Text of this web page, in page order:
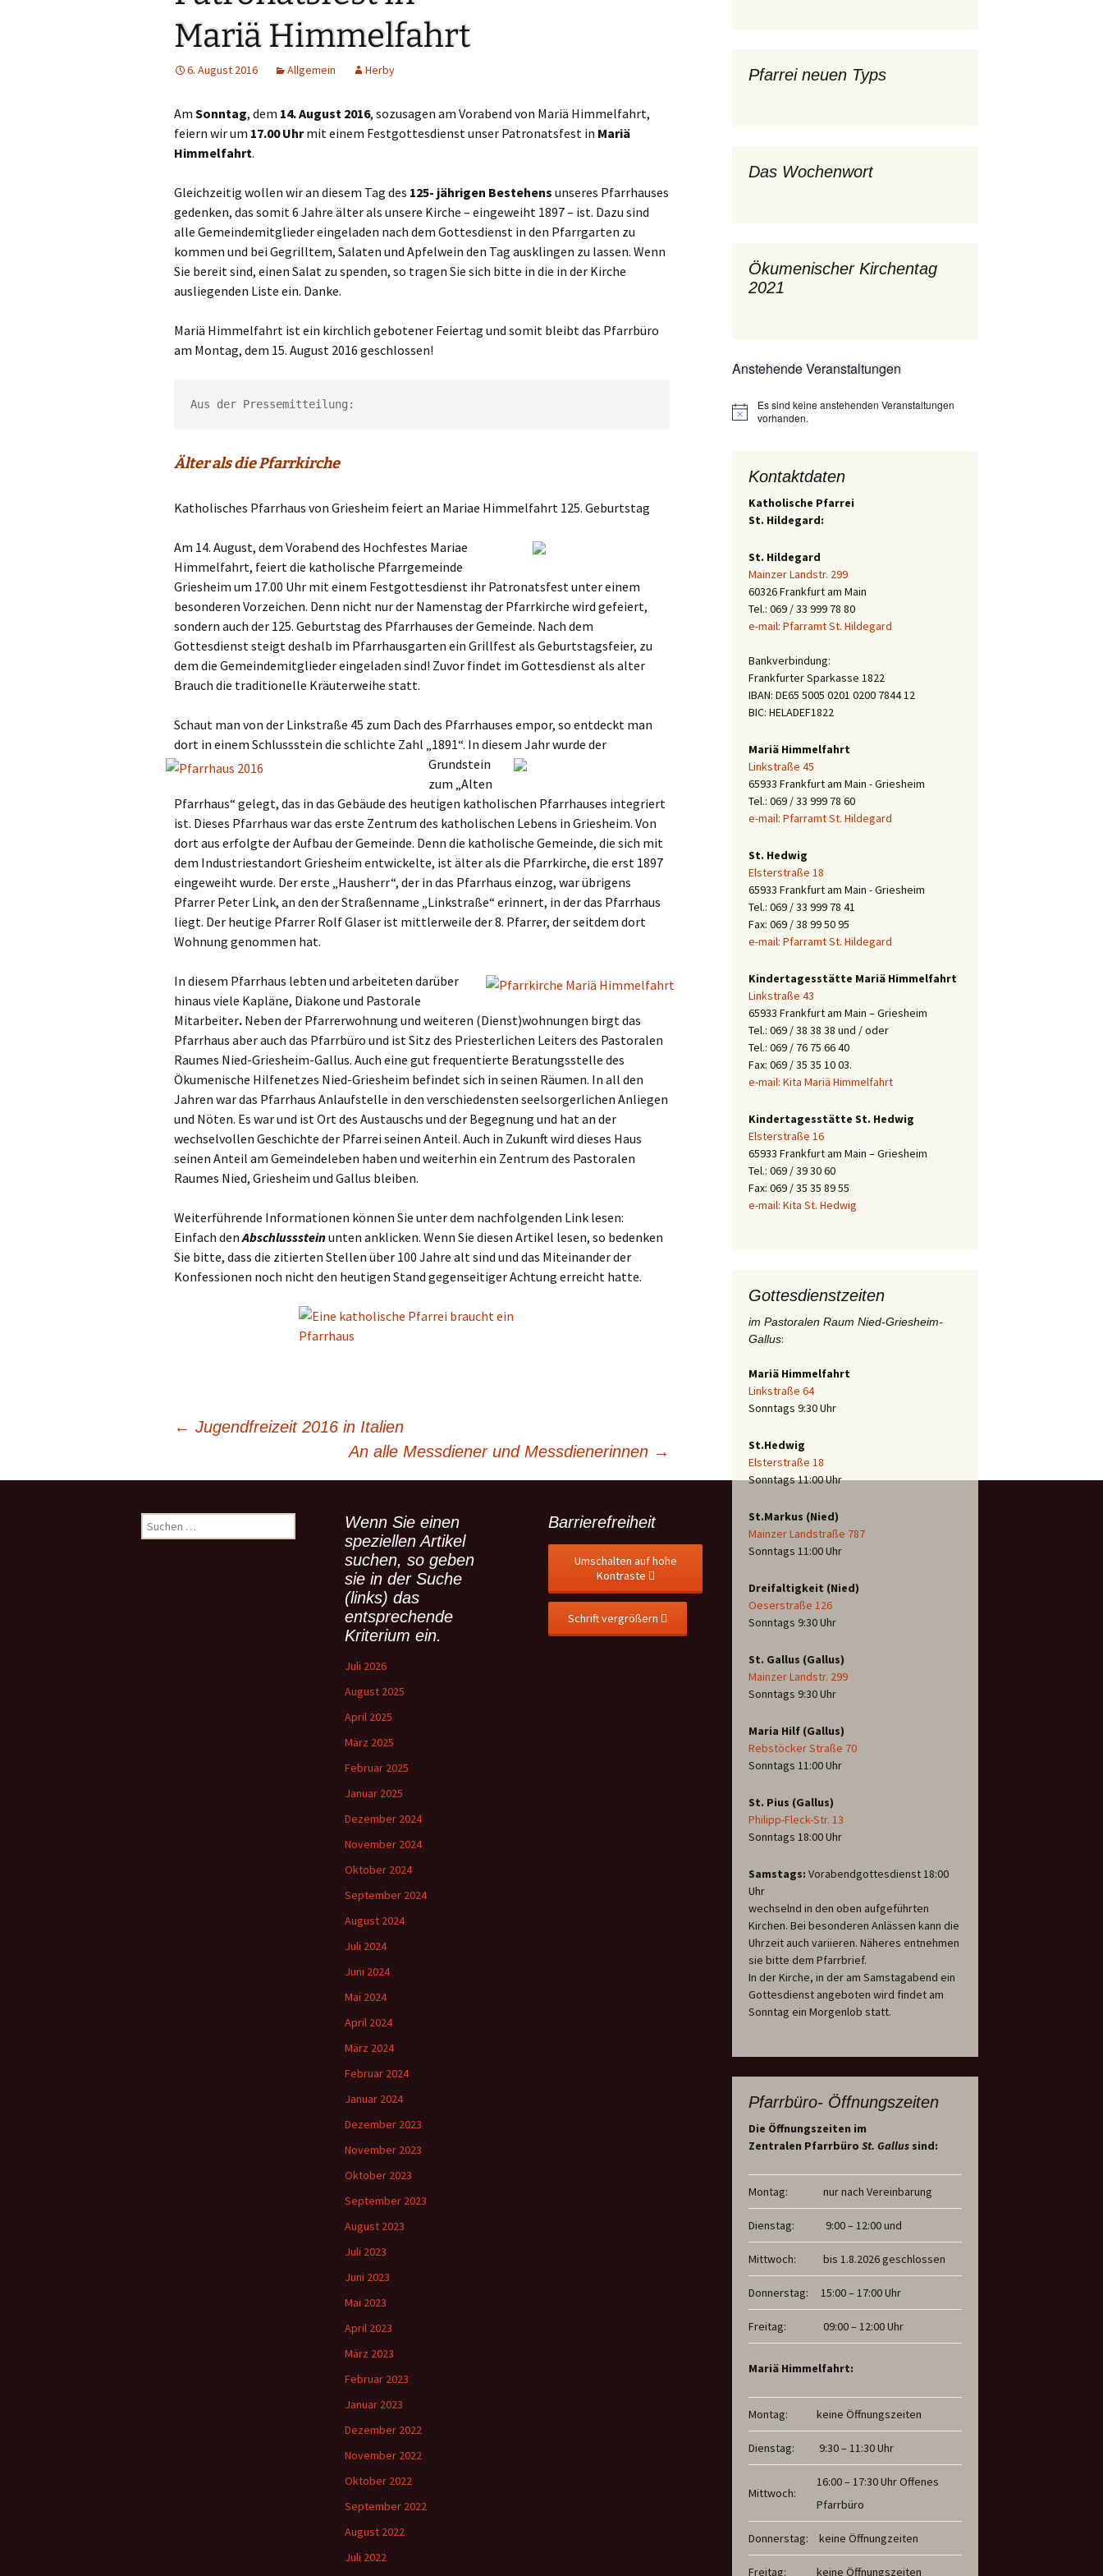
Kath. Kirche Nied (ext.
Link)
(ext. Link)
Haus am Dom (ext. Link)
Dompfarrei St.
Link)
Kirchenzeitung Limburg
Jugendkirche Jona (ext.
Stadtsynodalrat
Wir sind Kirche (ext. Link)
Messdienerplan
PGR-Wahl 2019 PGR – Wahl 2015
Seelsorglicher Notruf
Stadtkirchenforum
Stellenausschreibungen
Unsere Kirchen und
Haus im Haus
(St.Hedwig)
Kirchenfenster in Mariä
Himmelfahrt
Aus dem Archiv
Vermietungen
Startseite
Eltern-Kind-GruppeSeniorenarbeit
Tauffamilien
Unser Wochenwort
Mariä Himmelfahrt
6. August 2016 Allgemein Herby
Am Sonntag, dem 14. August 2016, sozusagen am Vorabend von Mariä Himmelfahrt,
feiern wir um 17.00 Uhrmit einem Festgottesdienst unser Patronatsfest in Mariä
Himmelfahrt.
Gleichzeitig wollen wir an diesem Tag des 125- jährigen Bestehens unseres Pfarrhauses
gedenken, das somit 6 Jahre älter als unsere Kirche – eingeweiht 1897 – ist. Dazu sind
alle Gemeindemitglieder eingeladen nach dem Gottesdienst in den Pfarrgarten zu
kommen und bei Gegrilltem, Salaten und Apfelwein den Tag ausklingen zu lassen. Wenn
Sie bereit sind, einen Salat zu spenden, so tragen Sie sich bitte in die in der Kirche
ausliegenden Liste ein. Danke.
Mariä Himmelfahrt ist ein kirchlich gebotener Feiertag und somit bleibt das Pfarrbüro
am Montag, dem 15. August 2016 geschlossen!
Aus der Pressemitteilung:
Älter als die Pfarrkirche
Katholisches Pfarrhaus von Griesheim feiert an Mariae Himmelfahrt 125. Geburtstag
Am 14. August, dem Vorabend des Hochfestes Mariae
Himmelfahrt, feiert die katholische Pfarrgemeinde
Griesheim um 17.00 Uhr mit einem Festgottesdienst ihr Patronatsfest unter einem
besonderen Vorzeichen. Denn nicht nur der Namenstag der Pfarrkirche wird gefeiert,
sondern auch der 125. Geburtstag des Pfarrhauses der Gemeinde. Nach dem
Gottesdienst steigt deshalb im Pfarrhausgarten ein Grillfest als Geburtstagsfeier, zu
dem die Gemeindemitglieder eingeladen sind! Zuvor findet im Gottesdienst als alter
Brauch die traditionelle Kräuterweihe statt.
Schaut man von der Linkstraße 45 zum Dach des Pfarrhauses empor, so entdeckt man
dort in einem Schlussstein die schlichte Zahl „1891“. In diesem Jahr wurde der
Grundstein
zum „Alten
Pfarrhaus“ gelegt, das in das Gebäude des heutigen katholischen Pfarrhauses integriert
ist. Dieses Pfarrhaus war das erste Zentrum des katholischen Lebens in Griesheim. Von
dort aus erfolgte der Aufbau der Gemeinde. Denn die katholische Gemeinde, die sich mit
dem Industriestandort Griesheim entwickelte, ist älter als die Pfarrkirche, die erst 1897
eingeweiht wurde. Der erste „Hausherr“, der in das Pfarrhaus einzog, war übrigens
Pfarrer Peter Link, an den der Straßenname „Linkstraße“ erinnert, in der das Pfarrhaus
liegt. Der heutige Pfarrer Rolf Glaser ist mittlerweile der 8. Pfarrer, der seitdem dort
Wohnung genommen hat.
In diesem Pfarrhaus lebten und arbeiteten darüber
hinaus viele Kapläne, Diakone und Pastorale
Mitarbeiter. Neben der Pfarrerwohnung und weiteren (Dienst)wohnungen birgt das
Pfarrhaus aber auch das Pfarrbüro und ist Sitz des Priesterlichen Leiters des Pastoralen
Raumes Nied-Griesheim-Gallus. Auch eine gut frequentierte Beratungsstelle des
Ökumenische Hilfenetzes Nied-Griesheim befindet sich in seinen Räumen. In all den
Jahren war das Pfarrhaus Anlaufstelle in den verschiedensten seelsorgerlichen Anliegen
und Nöten. Es war und ist Ort des Austauschs und der Begegnung und hat an der
wechselvollen Geschichte der Pfarrei seinen Anteil. Auch in Zukunft wird dieses Haus
seinen Anteil am Gemeindeleben haben und weiterhin ein Zentrum des Pastoralen
Raumes Nied, Griesheim und Gallus bleiben.
Weiterführende Informationen können Sie unter dem nachfolgenden Link lesen:
Einfach denAbschlusssteinunten anklicken. Wenn Sie diesen Artikel lesen, so bedenken
Sie bitte, dass die zitierten Stellen über 100 Jahre alt sind und das Miteinander der
Konfessionen noch nicht den heutigen Stand gegenseitiger Achtung erreicht hatte.
← Jugendfreizeit 2016 in Italien
An alle Messdiener und Messdienerinnen →
Pfarrei neuen Typs
Das Wochenwort
Ökumenischer Kirchentag
2021
Anstehende Veranstaltungen
Hinweis
Es sind keine anstehenden Veranstaltungen
vorhanden.
Kontaktdaten
Katholische Pfarrei
St. Hildegard:
St. Hildegard
Mainzer Landstr. 299
60326 Frankfurt am Main
Tel.: 069 / 33 999 78 80
e-mail: Pfarramt St. Hildegard
Bankverbindung:
Frankfurter Sparkasse 1822
IBAN: DE65 5005 0201 0200 7844 12
BIC: HELADEF1822
Mariä Himmelfahrt
Linkstraße 45
65933 Frankfurt am Main - Griesheim
Tel.: 069 / 33 999 78 60
e-mail: Pfarramt St. Hildegard
St. Hedwig
Elsterstraße 18
65933 Frankfurt am Main - Griesheim
Tel.: 069 / 33 999 78 41
Fax: 069 / 38 99 50 95
e-mail: Pfarramt St. Hildegard
Kindertagesstätte Mariä Himmelfahrt
Linkstraße 43
65933 Frankfurt am Main – Griesheim
Tel.: 069 / 38 38 38 und / oder
Tel.: 069 / 76 75 66 40
Fax: 069 / 35 35 10 03.
e-mail: Kita Mariä Himmelfahrt
Kindertagesstätte St. Hedwig
Elsterstraße 16
65933 Frankfurt am Main – Griesheim
Tel.: 069 / 39 30 60
Fax: 069 / 35 35 89 55
e-mail: Kita St. Hedwig
Gottesdienstzeiten
im Pastoralen Raum Nied-Griesheim-
Gallus:
Mariä Himmelfahrt
Linkstraße 64
Sonntags 9:30 Uhr
St.Hedwig
Elsterstraße 18
Sonntags 11:00 Uhr
St.Markus (Nied)
Mainzer Landstraße 787
Sonntags 11:00 Uhr
Dreifaltigkeit (Nied)
Oeserstraße 126
Sonntags 9:30 Uhr
St. Gallus (Gallus)
Mainzer Landstr. 299
Sonntags 9:30 Uhr
Maria Hilf (Gallus)
Rebstöcker Straße 70
Sonntags 11:00 Uhr
St. Pius (Gallus)
Philipp-Fleck-Str. 13
Sonntags 18:00 Uhr
Samstags: Vorabendgottesdienst 18:00
Uhr
wechselnd in den oben aufgeführten
Kirchen. Bei besonderen Anlässen kann die
Uhrzeit auch variieren. Näheres entnehmen
sie bitte dem Pfarrbrief.
In der Kirche, in der am Samstagabend ein
Gottesdienst angeboten wird findet am
Sonntag ein Morgenlob statt.
Pfarrbüro- Öffnungszeiten
Die Öffnungszeiten im
Zentralen Pfarrbüro St. Gallus sind:
Montag: nur nach Vereinbarung
Dienstag: 9:00 – 12:00 und
Mittwoch: bis 1.8.2026 geschlossen
Donnerstag: 15:00 – 17:00 Uhr
Freitag: 09:00 – 12:00 Uhr
Mariä Himmelfahrt:
Montag: keine Öffnungszeiten
Dienstag: 9:30 – 11:30 Uhr
Mittwoch:
16:00 – 17:30 Uhr Offenes
Pfarrbüro
Donnerstag: keine Öffnungzeiten
Freitag: keine Öffnungszeiten
u
Wenn Sie einen
speziellen Artikel
suchen, so geben
sie in der Suche
(links) das
entsprechende
Kriterium ein.
Juli 2026
August 2025
April 2025
März 2025
Februar 2025
Januar 2025
Dezember 2024
November 2024
Oktober 2024
September 2024
August 2024
Juli 2024
Juni 2024
Mai 2024
April 2024
März 2024
Februar 2024
Januar 2024
Dezember 2023
November 2023
Oktober 2023
September 2023
August 2023
Juli 2023
Juni 2023
Mai 2023
April 2023
März 2023
Februar 2023
Januar 2023
Dezember 2022
November 2022
Oktober 2022
September 2022
August 2022
Juli 2022
Barrierefreiheit
Umschalten auf hohe
Kontraste
Schrift vergrößern